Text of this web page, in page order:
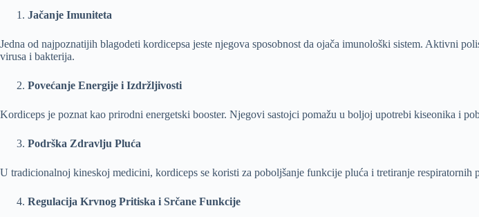
Jačanje Imuniteta
Jedna od najpoznatijih blagodeti kordicepsa jeste njegova sposobnost da ojača imunološki sistem. Aktivni
virusa i bakterija.
Povećanje Energije i Izdržljivosti
Kordiceps je poznat kao prirodni energetski booster. Njegovi sastojci pomažu u boljoj upotrebi kiseonika i
Podrška Zdravlju Pluća
U tradicionalnoj kineskoj medicini, kordiceps se koristi za poboljšanje funkcije pluća i tretiranje respiratornih
Regulacija Krvnog Pritiska i Srčane Funkcije